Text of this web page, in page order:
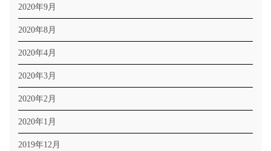
2020年9月
2020年8月
2020年4月
2020年3月
2020年2月
2020年1月
2019年12月